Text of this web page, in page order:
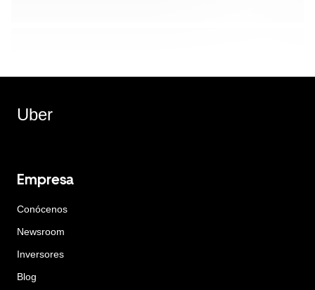
Uber
Empresa
Conócenos
Newsroom
Inversores
Blog